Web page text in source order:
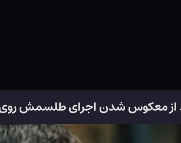
از معکوس شدن اجرای طلسمش روی